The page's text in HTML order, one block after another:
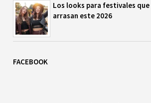
Los looks para festivales que
arrasan este 2026
FACEBOOK